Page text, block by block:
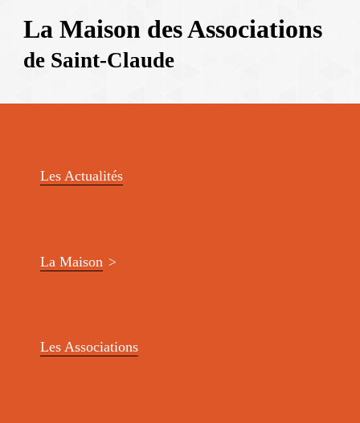
La Maison des Associations
de Saint-Claude
Les Actualités
La Maison
Les Associations